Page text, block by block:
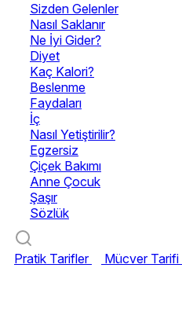
Sizden Gelenler
Nasıl Saklanır
Ne İyi Gider?
Diyet
Kaç Kalori?
Beslenme
Faydaları
İç
Nasıl Yetiştirilir?
Egzersiz
Çiçek Bakımı
Anne Çocuk
Şaşır
Sözlük
Pratik Tarifler Mücver Tarifi